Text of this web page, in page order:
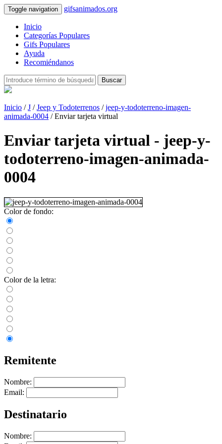
Toggle navigation gifsanimados.org
Inicio
Categorías Populares
Gifs Populares
Ayuda
Recomiéndanos
Buscar
Inicio /J /Jeep y Todoterrenos /jeep-y-todoterreno-imagen-
animada-0004 / Enviar tarjeta virtual
Enviar tarjeta virtual - jeep-y-
todoterreno-imagen-animada-
0004
Color de fondo:
Color de la letra:
Remitente
Nombre:
Email:
Destinatario
Nombre: